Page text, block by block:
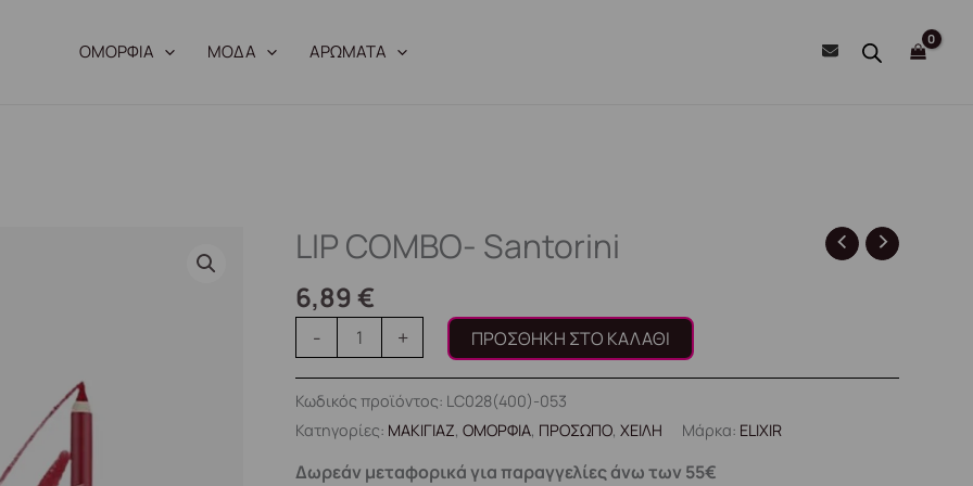
ΟΜΟΡΦΙΑ ΜΟΔΑ ΑΡΩΜΑΤΑ
LIP COMBO- Santorini
6,89€
-
LIP
Santorini
ποσότητα
+ ΠΡΟΣΘΉΚΗ ΣΤΟ ΚΑΛΆΘΙ
Κωδικός προϊόντος: LC028(400)-053
Κατηγορίες: ΜΑΚΙΓΙΑΖ,ΟΜΟΡΦΙΑ, ΠΡΟΣΩΠΟ,ΧΕΙΛΗ Μάρκα: ELIXIR
Δωρεάν μεταφορικά για παραγγελίες άνω των 55€